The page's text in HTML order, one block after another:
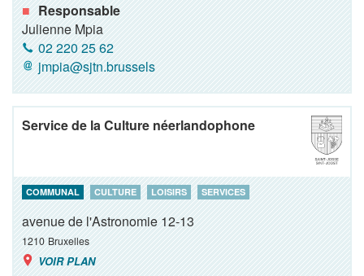
Responsable
Julienne Mpia
02 220 25 62
jmpia@sjtn.brussels
Service de la Culture néerlandophone
COMMUNAL CULTURE LOISIRS SERVICES
avenue de l'Astronomie 12-13
1210 Bruxelles
VOIR PLAN